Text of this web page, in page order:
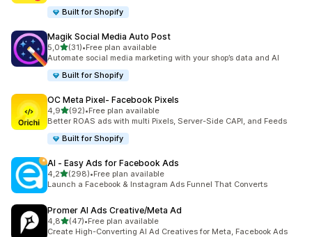
Built for Shopify
Magik Social Media Auto Post
5,0de 5 estrelas
(31)
31 total de avaliações
•Free plan available
Automate social media marketing with your shop’s data and AI
Built for Shopify
OC Meta Pixel‑ Facebook Pixels
4,9de 5 estrelas
(92)
92 total de avaliações
•Free plan available
Better ROAS ads with multi Pixels, Server-Side CAPI, and Feeds
Built for Shopify
AI ‑ Easy Ads for Facebook Ads
4,2de 5 estrelas
(298)
298 total de avaliações
•Free plan available
Launch a Facebook & Instagram Ads Funnel That Converts
Promer AI Ads Creative/Meta Ad
4,8de 5 estrelas
(47)
47 total de avaliações
•Free plan available
Create High-Converting AI Ad Creatives for Meta, Facebook Ads